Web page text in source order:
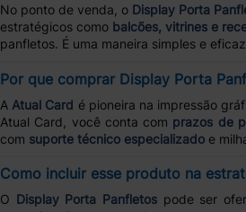
No ponto de venda, o Display Porta
estratégicos como balcões, vitrines e
panfletos. É uma maneira simples e
Por que comprar Display Porta
A Atual Card é pioneira na impressão
Atual Card, você conta com prazos de
com suporte técnico especializado e
Como incluir esse produto na
O Display Porta Panfletos pode ser